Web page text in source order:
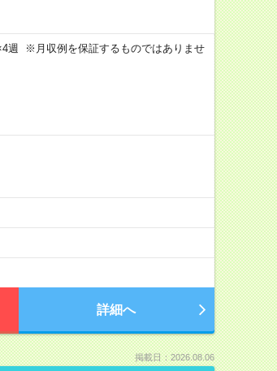
週 ※月収例を保証するものではありませ
詳細へ
掲載日：2026.08.06